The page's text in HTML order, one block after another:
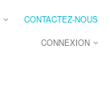
CONTACTEZ-NOUS
CONNEXION